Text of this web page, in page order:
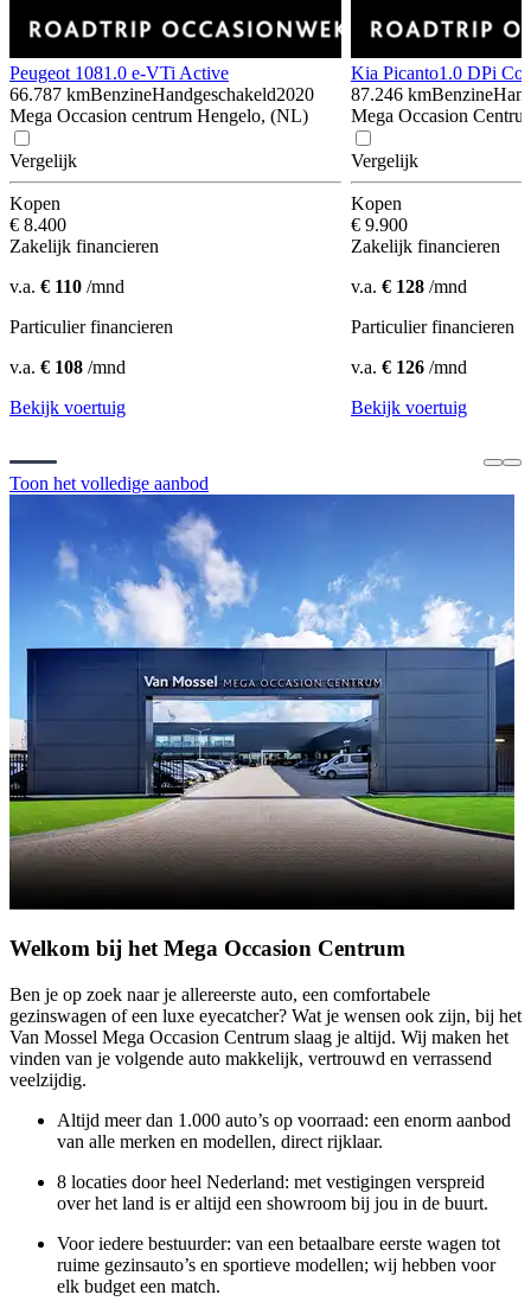
Peugeot 1081.0 e-VTi Active
66.787 kmBenzineHandgeschakeld2020
Mega Occasion centrum Hengelo, (NL)
Vergelijk
Kopen
€ 8.400
Zakelijk financieren
v.a. € 110 /mnd
Particulier financieren
v.a. € 108 /mnd
Bekijk voertuig
Kia Picanto1.0 DPi
87.246 kmBenzine
Mega Occasion
Vergelijk
Kopen
€ 9.900
Zakelijk financieren
v.a. € 128 /mnd
Particulier financieren
v.a. € 126 /mnd
Bekijk voertuig
Toon het volledige aanbod
Welkom bij het Mega Occasion Centrum
Ben je op zoek naar je allereerste auto, een comfortabele
gezinswagen of een luxe eyecatcher? Wat je wensen ook zijn, bij het
Van Mossel Mega Occasion Centrum slaag je altijd. Wij maken het
vinden van je volgende auto makkelijk, vertrouwd en verrassend
veelzijdig.
Altijd meer dan 1.000 auto’s op voorraad: een enorm aanbod
van alle merken en modellen, direct rijklaar.
8 locaties door heel Nederland: met vestigingen verspreid
over het land is er altijd een showroom bij jou in de buurt.
Voor iedere bestuurder: van een betaalbare eerste wagen tot
ruime gezinsauto’s en sportieve modellen; wij hebben voor
elk budget een match.